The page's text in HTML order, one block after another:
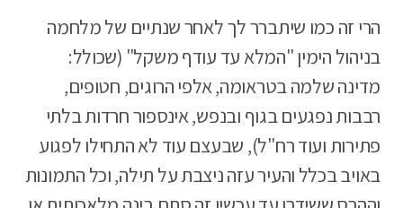
הרי זה כמו שיתברר לך לאחר שנתיים של מלחמה
בניהול הימין "המלא עד עודף משקל" (שכולל:
מדינה שלמה בטראומה, אלפי הרוגים, חטופים,
רבבות נפגעים בגוף ובנפש, אינספור חרדות בלתי
פתירות ועוד רח"ל), שבעצם עוד לא התחילו לפגוע
באויב בכלל והעיר עזה ניצבת על תילה, וכל התמונות